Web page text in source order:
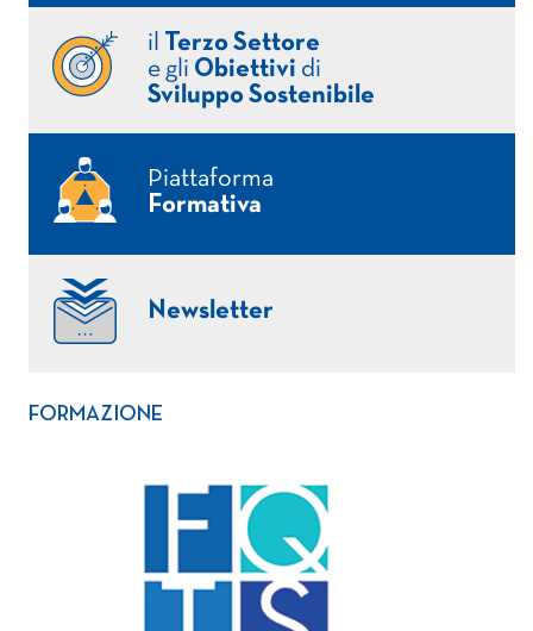
il
Terzo Settore
e gli Obiettivi di
Sviluppo Sostenibile
Piattaforma
Formativa
Newsletter
FORMAZIONE